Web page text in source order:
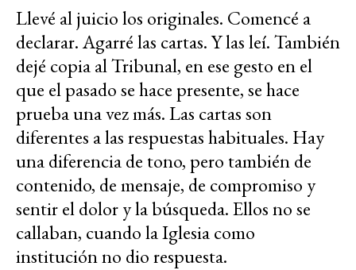
Llevé al juicio los originales. Comencé a
declarar. Agarré las cartas. Y las leí. También
dejé copia al Tribunal, en ese gesto en el
que el pasado se hace presente, se hace
prueba una vez más. Las cartas son
diferentes a las respuestas habituales. Hay
una diferencia de tono, pero también de
contenido, de mensaje, de compromiso y
sentir el dolor y la búsqueda. Ellos no se
callaban, cuando la Iglesia como
institución no dio respuesta.